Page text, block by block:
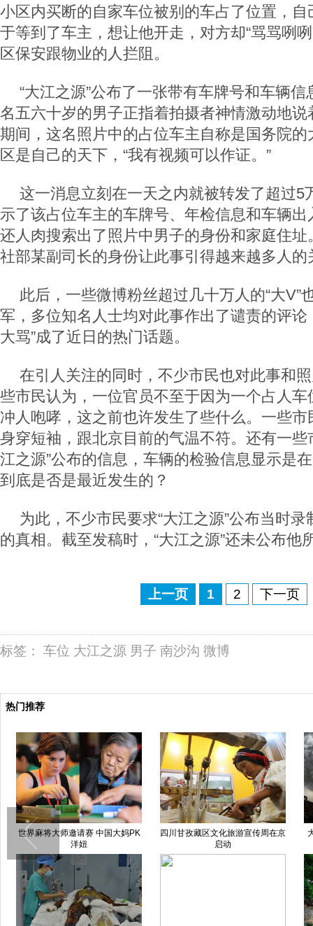
小区内买断的自家车位被别的车占了位置，
于等到了车主，想让他开走，对方却“骂骂咧
区保安跟物业的人拦阻。
“大江之源”公布了一张带有车牌号和车辆
名五六十岁的男子正指着拍摄者神情激动地
期间，这名照片中的占位车主自称是国务院
区是自己的天下，“我有视频可以作证。”
这一消息立刻在一天之内就被转发了超过5
示了该占位车主的车牌号、年检信息和车辆
还人肉搜索出了照片中男子的身份和家庭住
社部某副司长的身份让此事引得越来越多人的
此后，一些微博粉丝超过几十万人的“大V”
军，多位知名人士均对此事作出了谴责的评论
大骂”成了近日的热门话题。
在引人关注的同时，不少市民也对此事和
些市民认为，一位官员不至于因为一个占人
冲人咆哮，这之前也许发生了些什么。一些
身穿短袖，跟北京目前的气温不符。还有一些
江之源”公布的信息，车辆的检验信息显示是
到底是否是最近发生的？
为此，不少市民要求“大江之源”公布当时
的真相。截至发稿时，“大江之源”还未公布他
上一页 1 2 下一页
标签： 车位 大江之源 男子 南沙沟 微博
热门推荐
世界麻将大师邀请赛 中国大妈PK
洋妞
四川甘孜藏区文化旅游宣传周在京
启动